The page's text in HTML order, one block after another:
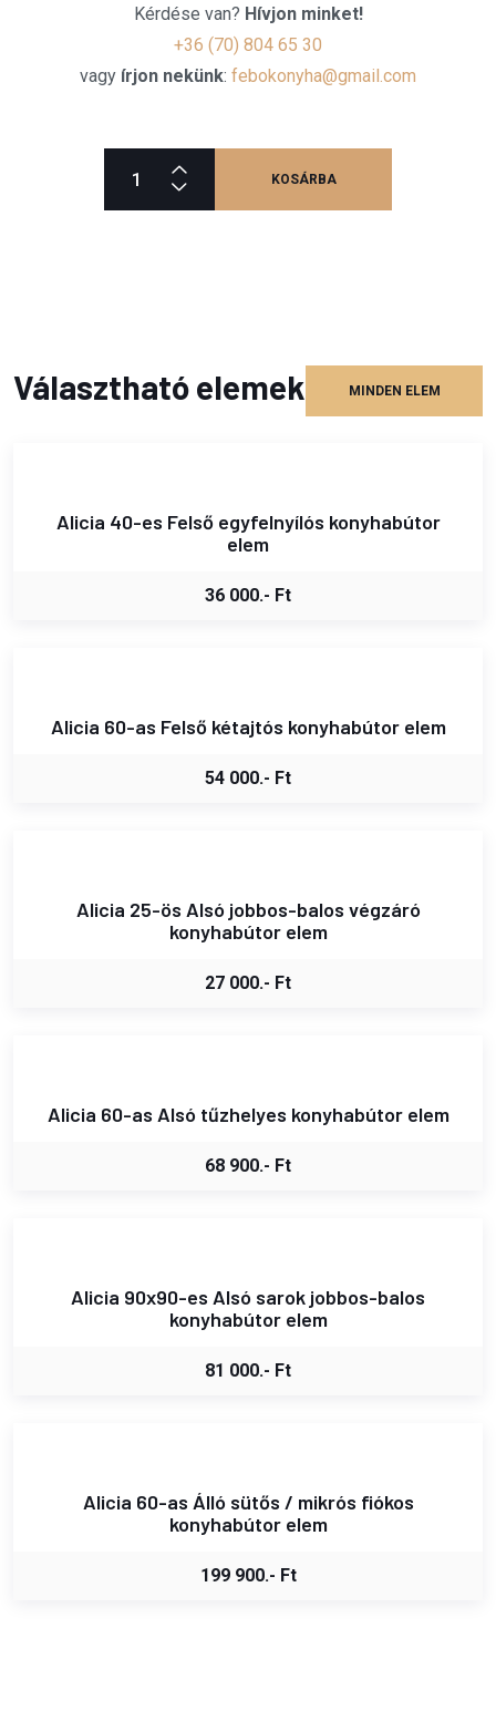
Kérdése van? Hívjon minket!
+36 (70) 804 65 30
vagy írjon nekünk: febokonyha@gmail.com
KOSÁRBA
Választható elemek MINDEN ELEM
Alicia 40-es Felső egyfelnyílós konyhabútor
elem
36 000.- Ft
Alicia 60-as Felső kétajtós konyhabútor elem
54 000.- Ft
Alicia 25-ös Alsó jobbos-balos végzáró
konyhabútor elem
27 000.- Ft
Alicia 60-as Alsó tűzhelyes konyhabútor elem
68 900.- Ft
Alicia 90x90-es Alsó sarok jobbos-balos
konyhabútor elem
81 000.- Ft
Alicia 60-as Álló sütős / mikrós fiókos
konyhabútor elem
199 900.- Ft